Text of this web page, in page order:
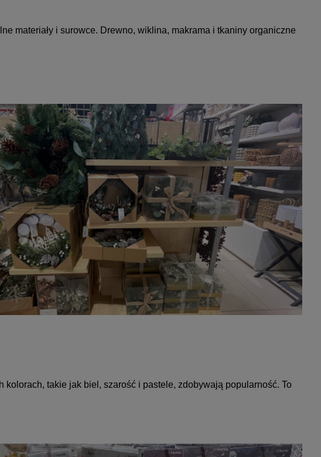
materiały i surowce. Drewno, wiklina, makrama i tkaniny organiczne
takie jak biel, szarość i pastele, zdobywają popularność. To